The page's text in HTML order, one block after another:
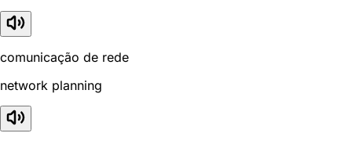
comunicação de rede
network planning